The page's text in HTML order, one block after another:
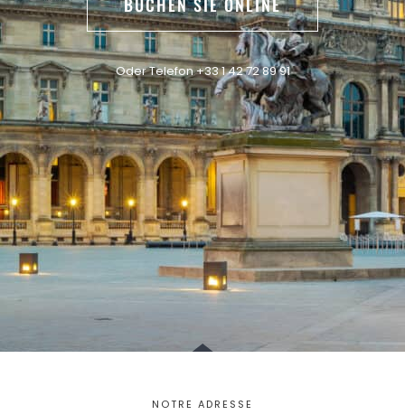
Oder Telefon +33 1 42 72 89 91
NOTRE ADRESSE